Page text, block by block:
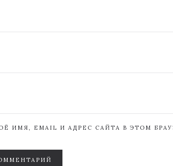
ИМЯ, EMAIL И АДРЕС САЙТА В ЭТОМ